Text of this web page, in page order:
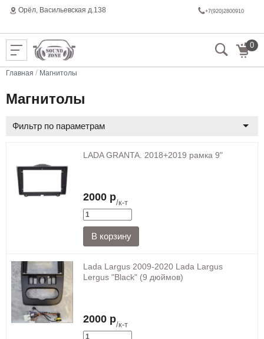
Орёл, Васильeвская д.138 +7(920)2800910
0
Главная / Магнитолы
Магнитолы
Фильтр по параметрам
LADA GRANTA. 2018+2019 рамка 9"
2000 р/к-т
Lada Largus 2009-2020 Lada Largus
Lergus "Black" (9 дюймов)
2000 р/к-т